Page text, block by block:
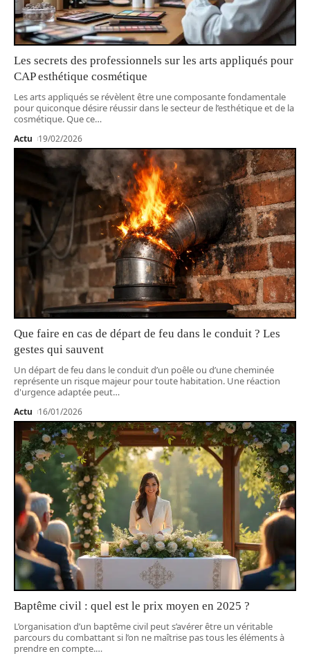
Les secrets des professionnels sur les arts appliqués pour
CAP esthétique cosmétique
Les arts appliqués se révèlent être une composante fondamentale
pour quiconque désire réussir dans le secteur de l’esthétique et de la
cosmétique. Que ce…
Actu 19/02/2026
Que faire en cas de départ de feu dans le conduit ? Les
gestes qui sauvent
Un départ de feu dans le conduit d’un poêle ou d’une cheminée
représente un risque majeur pour toute habitation. Une réaction
d'urgence adaptée peut…
Actu 16/01/2026
Baptême civil : quel est le prix moyen en 2025 ?
L’organisation d’un baptême civil peut s’avérer être un véritable
parcours du combattant si l’on ne maîtrise pas tous les éléments à
prendre en compte.…